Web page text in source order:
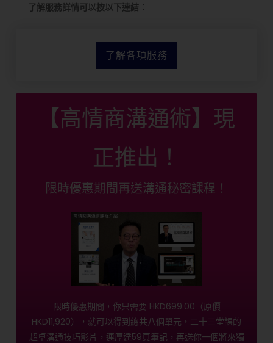
了解服務詳情可以按以下連結：
了解各項服務
【高情商溝通術】現
正推出！
限時優惠期間再送溝通秘密課程！
限時優惠期間，你只需要 HKD699.00（原價
HKD11,920），就可以得到總共八個單元，二十三堂課的
超卓溝通技巧影片，連厚達59頁筆記，再送你一個將來獨